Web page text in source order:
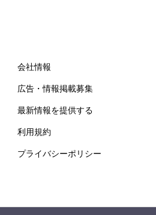
会社情報
広告・情報掲載募集
最新情報を提供する
利用規約
プライバシーポリシー